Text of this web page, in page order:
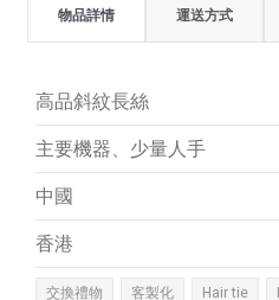
物品詳情 運送方式
高品斜紋長絲
主要機器、少量人手
中國
香港
交換禮物 客製化 Hair tie